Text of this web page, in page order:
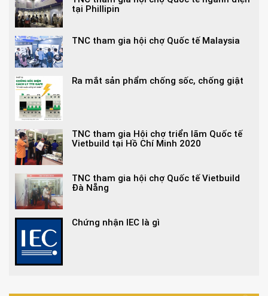
tại Phillipin
TNC tham gia hội chợ Quốc tế Malaysia
Ra mắt sản phẩm chống sốc, chống giật
TNC tham gia Hội chợ triển lãm Quốc tế
Vietbuild tại Hồ Chí Minh 2020
TNC tham gia hội chợ Quốc tế Vietbuild
Đà Nẵng
Chứng nhận IEC là gì